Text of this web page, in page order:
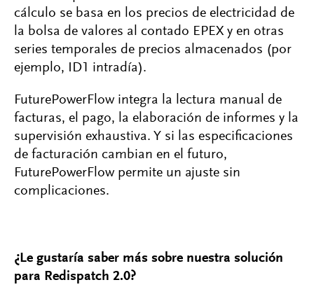
cálculo se basa en los precios de electricidad de
la bolsa de valores al contado EPEX y en otras
series temporales de precios almacenados (por
ejemplo, ID1 intradía).
FuturePowerFlow integra la lectura manual de
facturas, el pago, la elaboración de informes y la
supervisión exhaustiva. Y si las especificaciones
de facturación cambian en el futuro,
FuturePowerFlow permite un ajuste sin
complicaciones.
¿Le gustaría saber más sobre nuestra solución
para Redispatch 2.0?